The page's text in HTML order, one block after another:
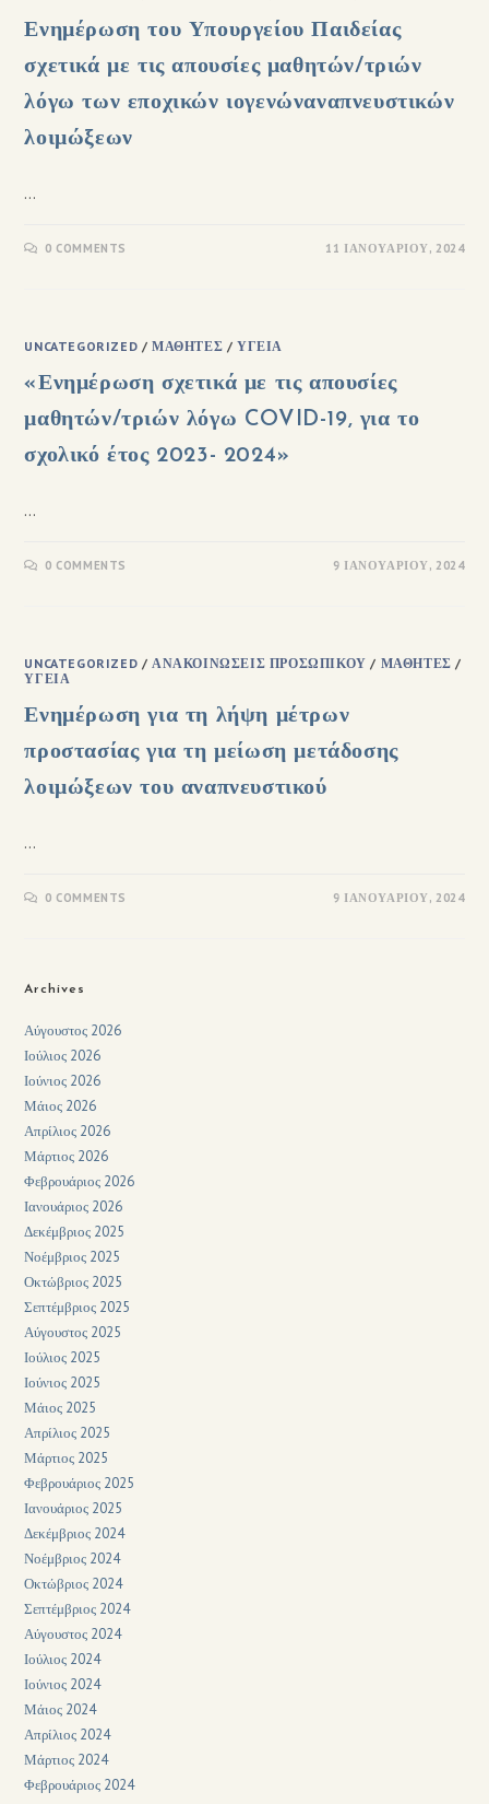
Ενημέρωση του Υπουργείου Παιδείας
σχετικά με τις απουσίες μαθητών/τριών
λόγω των εποχικών ιογενώναναπνευστικών
λοιμώξεων
…
0 COMMENTS 11 ΙΑΝΟΥΑΡΊΟΥ, 2024
UNCATEGORIZED /ΜΑΘΗΤΈΣ /ΥΓΕΊΑ
«Ενημέρωση σχετικά με τις απουσίες
μαθητών/τριών λόγω COVID-19, για το
σχολικό έτος 2023- 2024»
…
0 COMMENTS 9 ΙΑΝΟΥΑΡΊΟΥ, 2024
UNCATEGORIZED /ΑΝΑΚΟΙΝΏΣΕΙΣ ΠΡΟΣΩΠΙΚΟΎ / ΜΑΘΗΤΈΣ /
ΥΓΕΊΑ
Ενημέρωση για τη λήψη μέτρων
προστασίας για τη μείωση μετάδοσης
λοιμώξεων του αναπνευστικού
…
0 COMMENTS 9 ΙΑΝΟΥΑΡΊΟΥ, 2024
Archives
Αύγουστος 2026
Ιούλιος 2026
Ιούνιος 2026
Μάιος 2026
Απρίλιος 2026
Μάρτιος 2026
Φεβρουάριος 2026
Ιανουάριος 2026
Δεκέμβριος 2025
Νοέμβριος 2025
Οκτώβριος 2025
Σεπτέμβριος 2025
Αύγουστος 2025
Ιούλιος 2025
Ιούνιος 2025
Μάιος 2025
Απρίλιος 2025
Μάρτιος 2025
Φεβρουάριος 2025
Ιανουάριος 2025
Δεκέμβριος 2024
Νοέμβριος 2024
Οκτώβριος 2024
Σεπτέμβριος 2024
Αύγουστος 2024
Ιούλιος 2024
Ιούνιος 2024
Μάιος 2024
Απρίλιος 2024
Μάρτιος 2024
Φεβρουάριος 2024